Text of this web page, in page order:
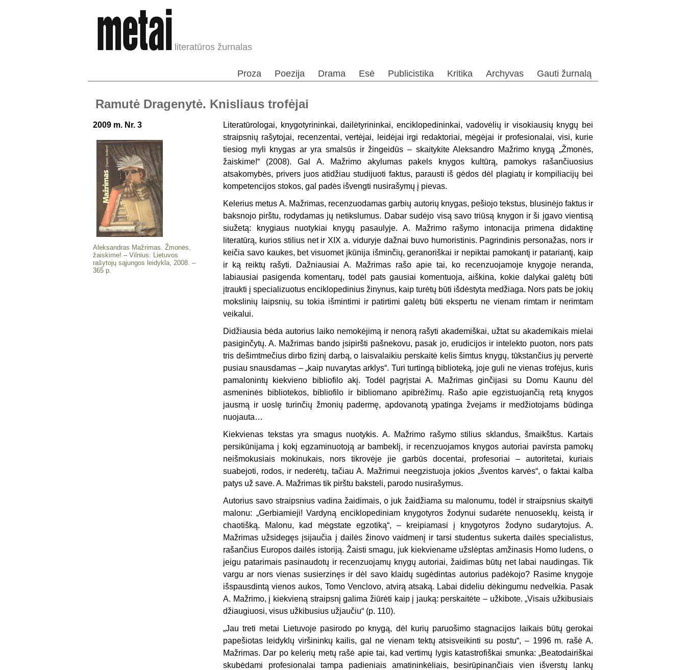
literatūros žurnalas
Proza Poezija Drama Esė Publicistika Kritika Archyvas Gauti žurnalą
Ramutė Dragenytė. Knisliaus trofėjai
2009 m. Nr. 3
Aleksandras Mažrimas. Žmonės,
žaiskime! – Vilnius: Lietuvos
rašytojų sąjungos leidykla, 2008. –
365 p.
Literatūrologai, knygotyrininkai, dailėtyrininkai, enciklopedininkai, vadovėlių ir visokiausių knygų bei
straipsnių rašytojai, recenzentai, vertėjai, leidėjai irgi redaktoriai, mėgėjai ir profesionalai, visi, kurie
tiesiog myli knygas ar yra smalsūs ir žingeidūs – skaitykite Aleksandro Mažrimo knygą „Žmonės,
žaiskime!“ (2008). Gal A. Mažrimo akylumas pakels knygos kultūrą, pamokys rašančiuosius
atsakomybės, privers juos atidžiau studijuoti faktus, parausti iš gėdos dėl plagiatų ir kompiliacijų bei
kompetencijos stokos, gal padės išvengti nusirašymų į pievas.
Kelerius metus A. Mažrimas, recenzuodamas garbių autorių knygas, pešiojo tekstus, blusinėjo faktus ir
baksnojo pirštu, rodydamas jų netikslumus. Dabar sudėjo visą savo triūsą knygon ir ši įgavo vientisą
siužetą: knygiaus nuotykiai knygų pasaulyje. A. Mažrimo rašymo intonacija primena didaktinę
literatūrą, kurios stilius net ir XIX a. viduryje dažnai buvo humoristinis. Pagrindinis personažas, nors ir
keičia savo kaukes, bet visuomet įkūnija išminčių, geranoriškai ir nepiktai pamokantį ir patariantį, kaip
ir ką reiktų rašyti. Dažniausiai A. Mažrimas rašo apie tai, ko recenzuojamoje knygoje neranda,
labiausiai pasigenda komentarų, todėl pats gausiai komentuoja, aiškina, kokie dalykai galėtų būti
įtraukti į specializuotus enciklopedinius žinynus, kaip turėtų būti išdėstyta medžiaga. Nors pats be jokių
mokslinių laipsnių, su tokia išmintimi ir patirtimi galėtų būti ekspertu ne vienam rimtam ir nerimtam
veikalui.
Didžiausia bėda autorius laiko nemokėjimą ir nenorą rašyti akademiškai, užtat su akademikais mielai
pasiginčytų. A. Mažrimas bando įsipiršti pašnekovu, pasak jo, erudicijos ir intelekto puoton, nors pats
tris dešimtmečius dirbo fizinį darbą, o laisvalaikiu perskaitė kelis šimtus knygų, tūkstančius jų pervertė
pusiau snausdamas – „kaip nuvarytas arklys“. Turi turtingą biblioteką, joje guli ne vienas trofėjus, kuris
pamalonintų kiekvieno bibliofilo akį. Todėl pagrįstai A. Mažrimas ginčijasi su Domu Kaunu dėl
asmeninės bibliotekos, bibliofilo ir bibliomano apibrėžimų. Rašo apie egzistuojančią retą knygos
jausmą ir uoslę turinčių žmonių padermę, apdovanotą ypatinga žvejams ir medžiotojams būdinga
nuojauta…
Kiekvienas tekstas yra smagus nuotykis. A. Mažrimo rašymo stilius sklandus, šmaikštus. Kartais
persikūnijama į kokį egzaminuotoją ar bambeklį, ir recenzuojamos knygos autoriai pavirsta pamokų
neišmokusiais mokinukais, nors tikrovėje jie garbūs docentai, profesoriai – autoritetai, kuriais
suabejoti, rodos, ir nederėtų, tačiau A. Mažrimui neegzistuoja jokios „šventos karvės“, o faktai kalba
patys už save. A. Mažrimas tik pirštu baksteli, parodo nusirašymus.
Autorius savo straipsnius vadina žaidimais, o juk žaidžiama su malonumu, todėl ir straipsnius skaityti
malonu: „Gerbiamieji! Vardyną enciklopediniam knygotyros žodynui sudarėte nenuoseklų, keistą ir
chaotišką. Malonu, kad mėgstate egzotiką“, – kreipiamasi į knygotyros žodyno sudarytojus. A.
Mažrimas užsidegęs įsijaučia į dailės žinovo vaidmenį ir tarsi studentus sukerta dailės specialistus,
rašančius Europos dailės istoriją. Žaisti smagu, juk kiekviename užslėptas amžinasis Homo ludens, o
jeigu patarimais pasinaudotų ir recenzuojamų knygų autoriai, žaidimas būtų net labai naudingas. Tik
vargu ar nors vienas susierzinęs ir dėl savo klaidų sugėdintas autorius padėkojo? Rasime knygoje
išspausdintą vienos aukos, Tomo Venclovo, atvirą atsaką. Labai dideliu dėkingumu nedvelkia. Pasak
A. Mažrimo, į kiekvieną straipsnį galima žiūrėti kaip į jauką: perskaitėte – užkibote. „Visais užkibusiais
džiaugiuosi, visus užkibusius užjaučiu“ (p. 110).
„Jau treti metai Lietuvoje pasirodo po knygą, dėl kurių paruošimo stagnacijos laikais būtų gerokai
papešiotas leidyklų viršininkų kailis, gal ne vienam tektų atsisveikinti su postu“, – 1996 m. rašė A.
Mažrimas. Dar po kelerių metų rašė apie tai, kad vertimų lygis katastrofiškai smunka: „Beatodairiškai
skubėdami profesionalai tampa padieniais amatininkėliais, besirūpinančiais vien išverstų lankų